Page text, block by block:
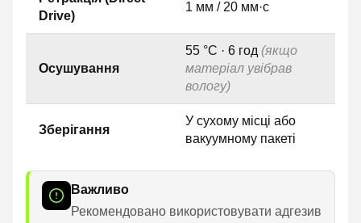
Drive)
1 мм / 20 мм·с
Осушування
55 °C · 6 год (якщо
матеріал увібрав
вологу)
Зберігання
У сухому місці або
вакуумному пакеті
Важливо
Рекомендовано використовувати адгезив